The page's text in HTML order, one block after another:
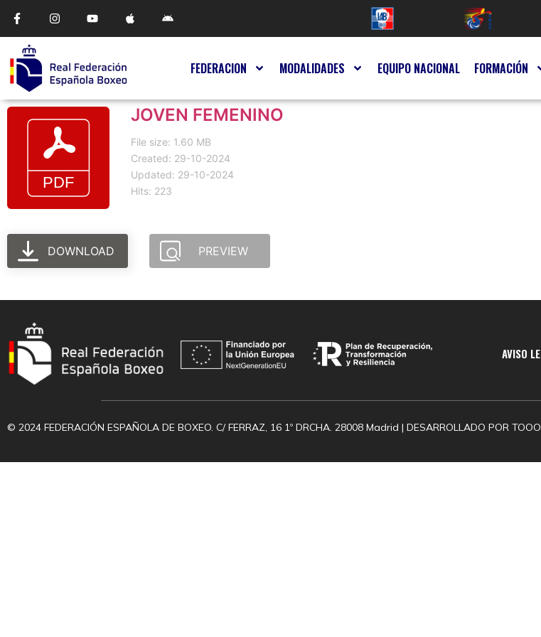
FEDERACION MODALIDADES EQUIPO NACIONAL FORMACIÓN
JOVEN FEMENINO
File size: 1.60 MB
Created: 29-10-2024
Updated: 29-10-2024
Hits: 223
DOWNLOAD PREVIEW
AVISO
© 2024 FEDERACIÓN ESPAÑOLA DE BOXEO. C/ FERRAZ, 16 1º DRCHA. 28008 Madrid | DESARROLLADO POR